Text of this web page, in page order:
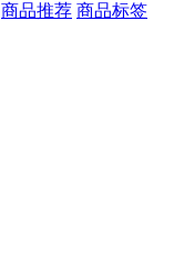
商品推荐 商品标签